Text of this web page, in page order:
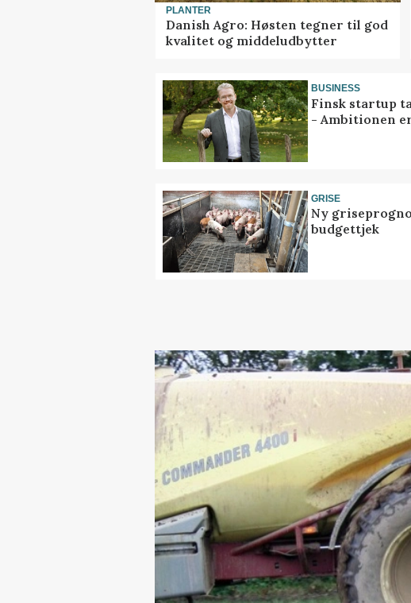
PLANTER
Danish Agro: Høsten tegner til god
kvalitet og middeludbytter
BUSINESS
Finsk startup
- Ambitionen
GRISE
Ny
budgettjek